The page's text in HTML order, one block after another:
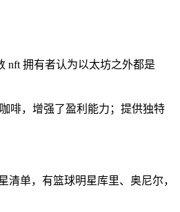
nft 拥有者认为以太坊之外都是
啡，增强了盈利能力；提供独特
单，有篮球明星库里、奥尼尔，